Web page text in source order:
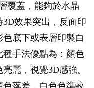
覆蓋，能夠於水晶
效果突出，反面印
底下或表層印製白
手法優點為：顏色
麗，視覺3D感強。
落差，白色色準較